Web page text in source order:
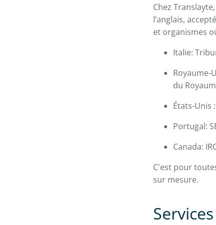
Chez
l’anglais,
et organismes
Italie:
Royaume-
du
États-Unis
Portugal:
Canada:
C'est pour
sur mesure.